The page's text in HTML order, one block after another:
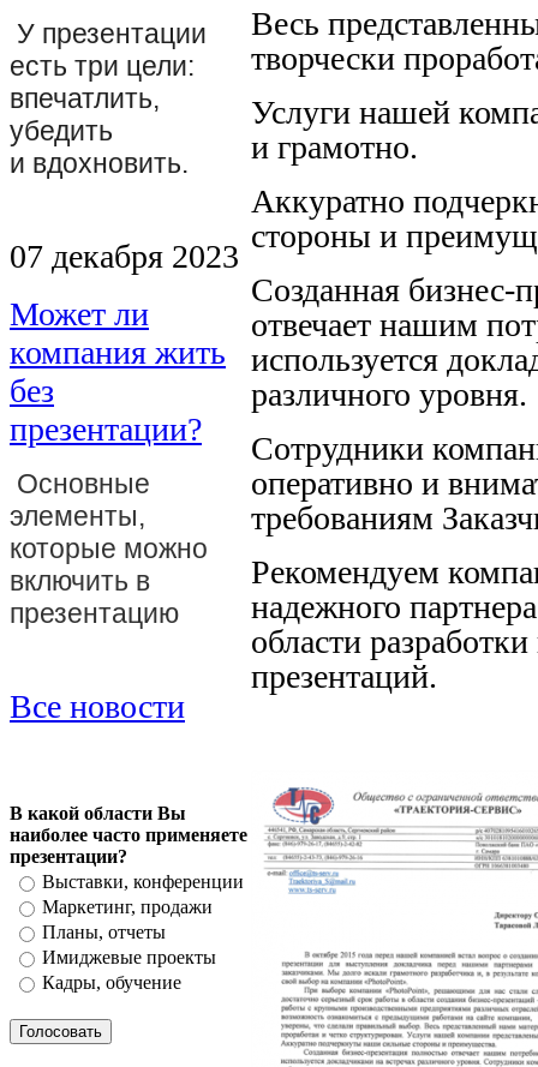
У презентации
есть три цели:
впечатлить,
убедить
и вдохновить.
07 декабря 2023
Может ли
компания жить
без
презентации?
Основные
элементы,
которые можно
включить в
презентацию
Все новости
В какой области Вы
наиболее часто применяете
презентации?
Выставки, конференции
Маркетинг, продажи
Планы, отчеты
Имиджевые проекты
Кадры, обучение
Весь
творчески
Услуги нашей
и грамотно.
Аккуратно
стороны и
Созданная бизнес-
отвечает нашим
используется
различного уровня.
Сотрудники
оперативно и
требованиям
Рекомендуем
надежного
области
презентаций.